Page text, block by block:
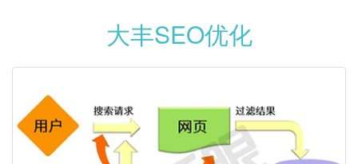
大丰SEO优化